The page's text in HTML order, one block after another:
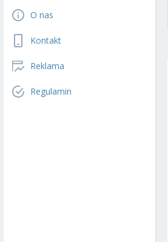
O nas
Kontakt
Reklama
Regulamin